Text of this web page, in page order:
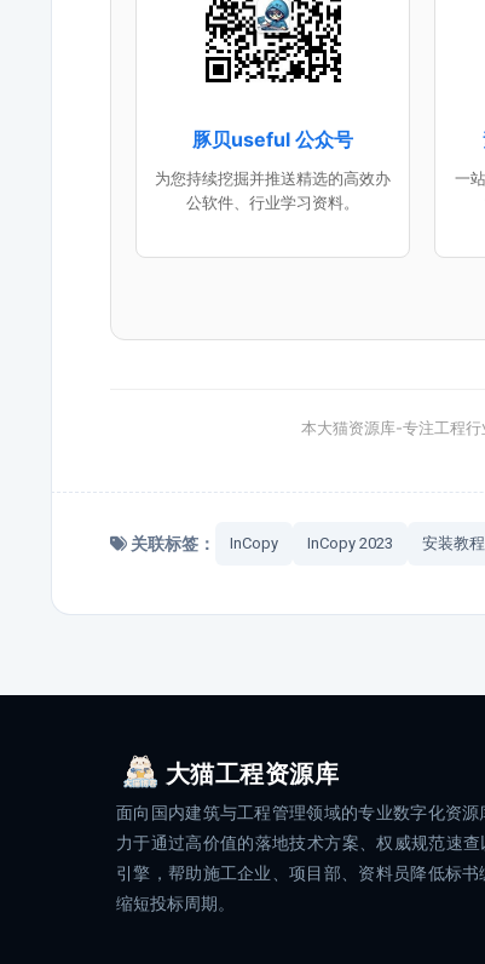
豚贝useful 公众号
为您持续挖掘并推送精选的高效办
公软件、行业学习资料。
一
本大猫资源库-专注工程
关联标签： InCopy InCopy 2023 安装教程
大猫工程资源库
面向国内建筑与工程管理领域的专业数字化资源
力于通过高价值的落地技术方案、权威规范速查
引擎，帮助施工企业、项目部、资料员降低标书
缩短投标周期。